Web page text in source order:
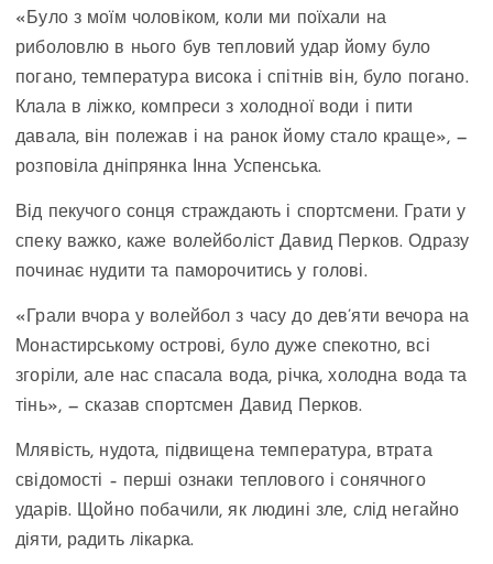
«Було з моїм чоловіком, коли ми поїхали на
риболовлю в нього був тепловий удар йому було
погано, температура висока і спітнів він, було погано.
Клала в ліжко, компреси з холодної води і пити
давала, він полежав і на ранок йому стало краще», —
розповіла дніпрянка Інна Успенська.
Від пекучого сонця страждають і спортсмени. Грати у
спеку важко, каже волейболіст Давид Перков. Одразу
починає нудити та паморочитись у голові.
«Грали вчора у волейбол з часу до дев’яти вечора на
Монастирському острові, було дуже спекотно, всі
згоріли, але нас спасала вода, річка, холодна вода та
тінь», — сказав спортсмен Давид Перков.
Млявість, нудота, підвищена температура, втрата
свідомості – перші ознаки теплового і сонячного
ударів. Щойно побачили, як людині зле, слід негайно
діяти, радить лікарка.